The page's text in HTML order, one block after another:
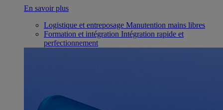
En savoir plus
Logistique et entreposage Manutention mains libres
Formation et intégration Intégration rapide et
perfectionnement